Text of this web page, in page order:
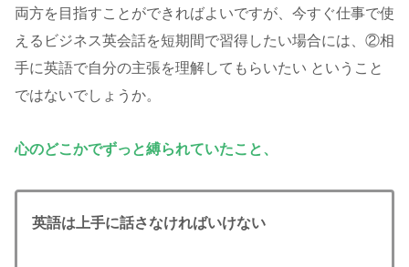
両方を目指すことができればよいですが、今すぐ仕事で使
えるビジネス英会話を短期間で習得したい場合には、②相
手に英語で自分の主張を理解してもらいたい ということ
ではないでしょうか。
心のどこかでずっと縛られていたこと、
英語は上手に話さなければいけない